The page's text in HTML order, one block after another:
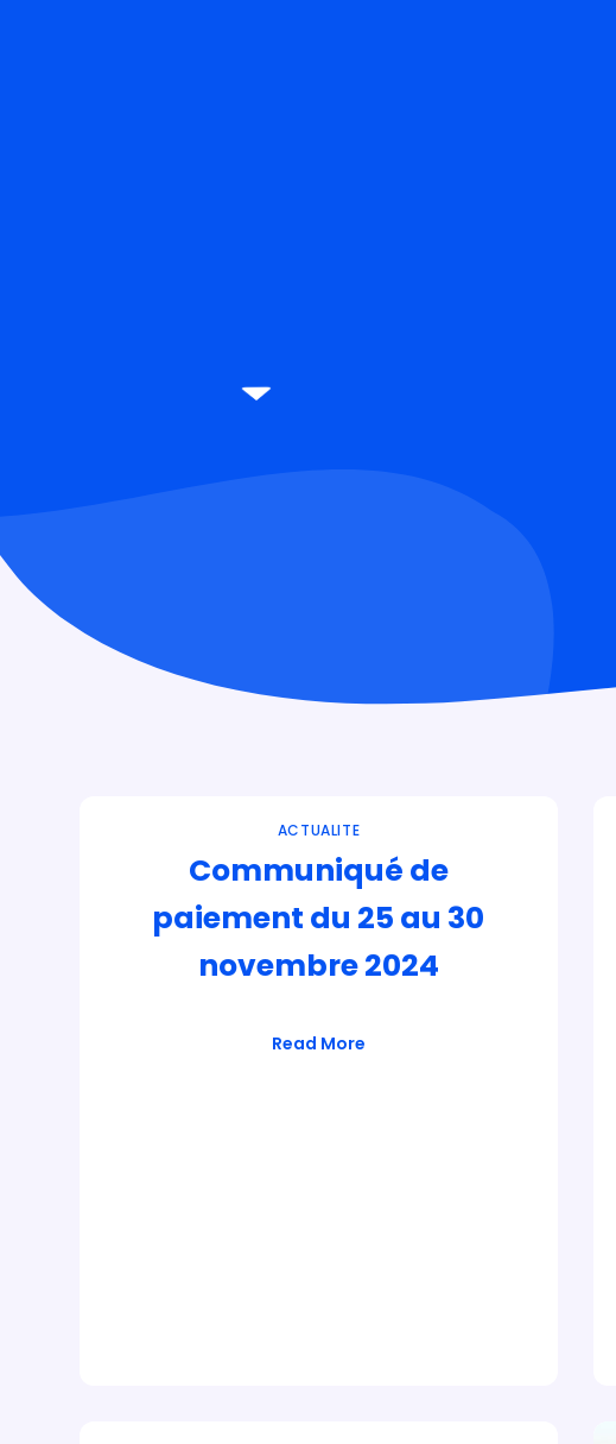
ACTUALITE
Communiqué de
paiement du 25 au 30
novembre 2024
Read More